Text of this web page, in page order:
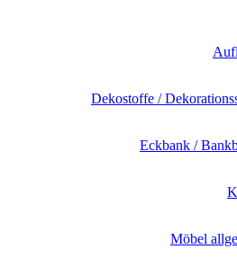
Dekostoffe /
Eckbank /
Möbel